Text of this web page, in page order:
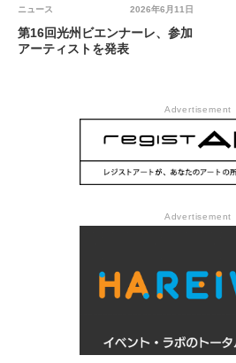
2026年6月11日
ニュース
第16回光州ビエンナーレ、参加
アーティストを発表
Advertisement
Advertisement